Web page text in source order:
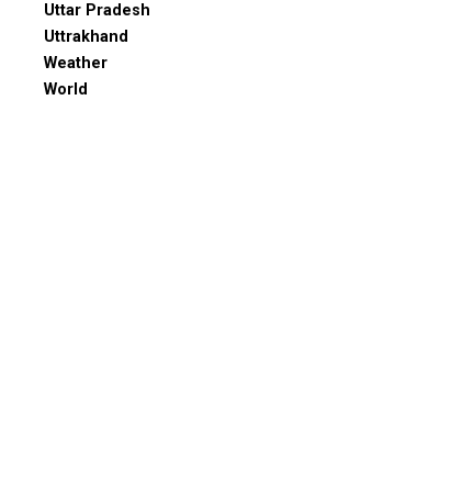
Uttar Pradesh
Uttrakhand
Weather
World